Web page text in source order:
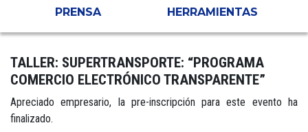
PRENSA HERRAMIENTAS
TALLER: SUPERTRANSPORTE: “PROGRAMA
COMERCIO ELECTRÓNICO TRANSPARENTE”
Apreciado empresario, la pre-inscripción para este evento ha
finalizado.